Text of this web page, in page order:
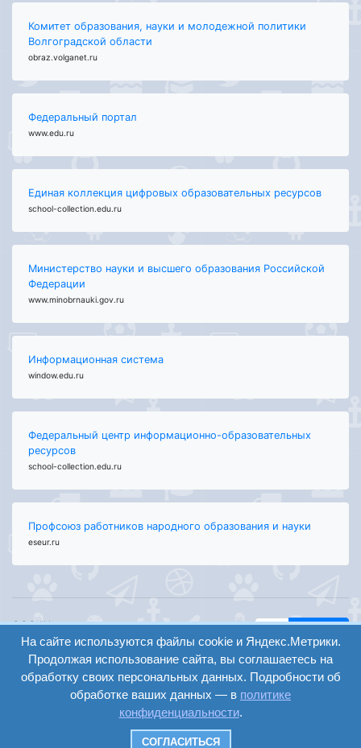
Комитет образования, науки и молодежной политики
Волгоградской области
obraz.volganet.ru
Федеральный портал
www.edu.ru
Единая коллекция цифровых образовательных ресурсов
school-collection.edu.ru
Министерство науки и высшего образования Российской
Федерации
www.minobrnauki.gov.ru
Информационная система
window.edu.ru
Федеральный центр информационно-образовательных
ресурсов
school-collection.edu.ru
Профсоюз работников народного образования и науки
eseur.ru
ООО "Центр
образования и
консалтинга"
Волгоград 2008-
2026
вход
регистрация
Версия
сайта для
слабовидящих
На сайте используются файлы cookie и Яндекс.Метрики.
Продолжая использование сайта, вы соглашаетесь на
обработку своих персональных данных. Подробности об
обработке ваших данных — в политике
конфиденциальности.
СОГЛАСИТЬСЯ